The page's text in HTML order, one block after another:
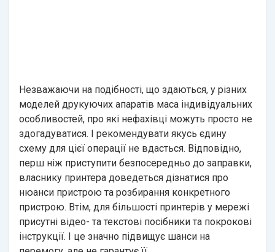
Незважаючи на подібності, що здаються, у різних
моделей друкуючих апаратів маса індивідуальних
особливостей, про які нефахівці можуть просто не
здогадуватися. І рекомендувати якусь єдину
схему для цієї операції не вдасться. Відповідно,
перш ніж приступити безпосередньо до заправки,
власнику принтера доведеться дізнатися про
нюанси пристрою та розбирання конкретного
пристрою. Втім, для більшості принтерів у мережі
присутні відео- та текстові посібники та покрокові
інструкції. І це значно підвищує шанси на